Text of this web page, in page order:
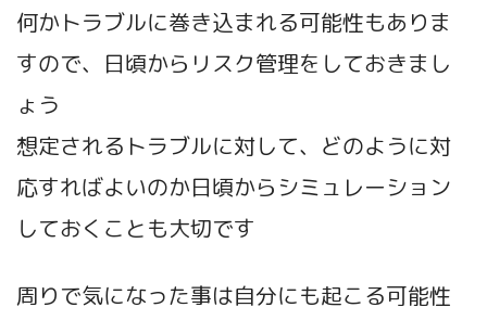
何かトラブルに巻き込まれる可能性もありま
すので、日頃からリスク管理をしておきまし
ょう
想定されるトラブルに対して、どのように対
応すればよいのか日頃からシミュレーション
しておくことも大切です
周りで気になった事は自分にも起こる可能性